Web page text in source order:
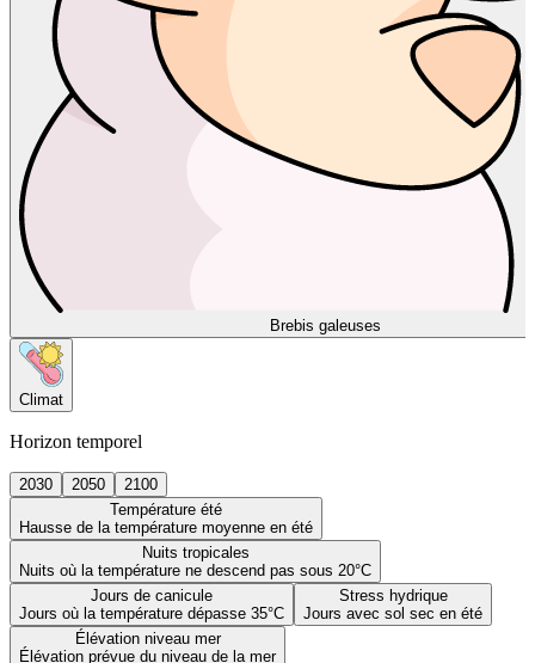
Brebis galeuses
Climat
Horizon temporel
2030 2050
2100
Température été
Hausse de la température moyenne en été
Nuits tropicales
Nuits où la température ne descend pas sous 20°C
Jours de canicule
Jours où la température dépasse 35°C
Stress hydrique
Jours avec sol sec en été
Élévation niveau mer
Élévation prévue du niveau de la mer